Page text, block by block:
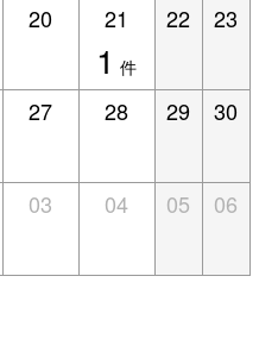
20 21
1件
22 23
27 28 29 30
03 04 05 06